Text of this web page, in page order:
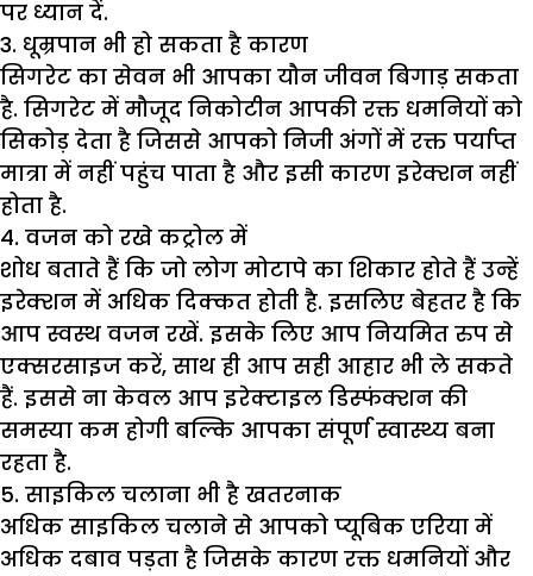
पर ध्यान दें.
3. धूम्रपान भी हो सकता है कारण
सिगरेट का सेवन भी आपका यौन जीवन बिगाड़ सकता
है. सिगरेट में मौजूद निकोटीन आपकी रक्त धमनियों को
सिकोड़ देता है जिससे आपको निजी अंगों में रक्त पर्याप्त
मात्रा में नहीं पहुंच पाता है और इसी कारण इरेक्शन नहीं
होता है.
4. वजन को रखे कट्रोल में
शोध बताते हैं कि जो लोग मोटापे का शिकार होते हैं उन्हें
इरेक्शन में अधिक दिक्कत होती है. इसलिए बेहतर है कि
आप स्वस्थ वजन रखें. इसके लिए आप नियमित रुप से
एक्सरसाइज करें, साथ ही आप सही आहार भी ले सकते
हैं. इससे ना केवल आप इरेक्टाइल डिस्फंक्शन की
समस्या कम होगी बल्कि आपका संपूर्ण स्वास्थ्य बना
रहता है.
5. साइकिल चलाना भी है खतरनाक
अधिक साइकिल चलाने से आपको प्यूबिक एरिया में
अधिक दबाव पड़ता है जिसके कारण रक्त धमनियों और